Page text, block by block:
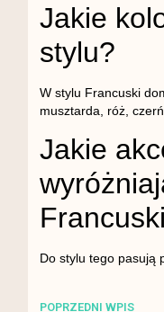
Jakie
stylu?
W stylu Francuski
musztarda, róż,
Jakie
Do stylu tego pasują
POPRZEDNI WPIS